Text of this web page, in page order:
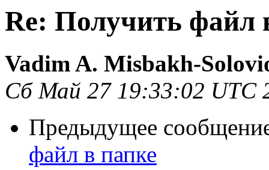
Re: Получить файл
Vadim A. Misbakh-
Сб Май 27 19:33:02 UTC
Предыдущее
файл в папке